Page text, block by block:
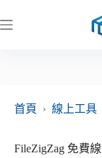
至
首頁
› 線上工具
FileZigZag 免費